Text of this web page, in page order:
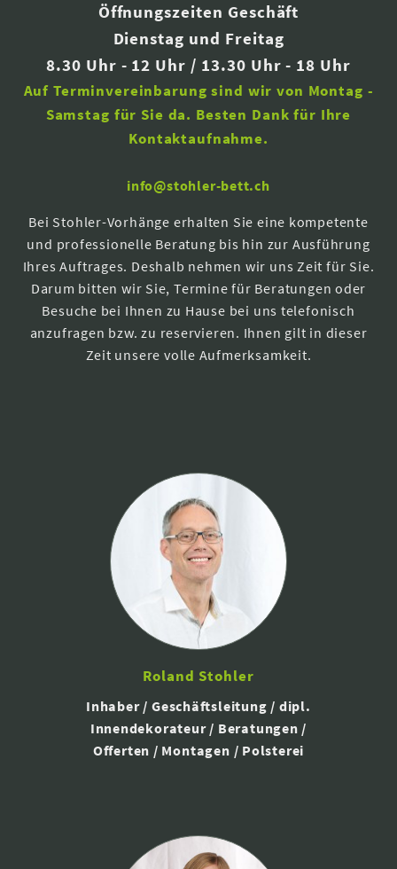
Öffnungszeiten Geschäft
Dienstag und Freitag
8.30 Uhr - 12 Uhr / 13.30 Uhr - 18 Uhr
Auf Terminvereinbarung sind wir von Montag -
Samstag für Sie da. Besten Dank für Ihre
Kontaktaufnahme.
info@stohler-bett.ch
Bei Stohler-Vorhänge erhalten Sie eine kompetente
und professionelle Beratung bis hin zur Ausführung
Ihres Auftrages. Deshalb nehmen wir uns Zeit für Sie.
Darum bitten wir Sie, Termine für Beratungen oder
Besuche bei Ihnen zu Hause bei uns telefonisch
anzufragen bzw. zu reservieren. Ihnen gilt in dieser
Zeit unsere volle Aufmerksamkeit.
Roland Stohler
Inhaber / Geschäftsleitung / dipl.
Innendekorateur / Beratungen /
Offerten / Montagen / Polsterei